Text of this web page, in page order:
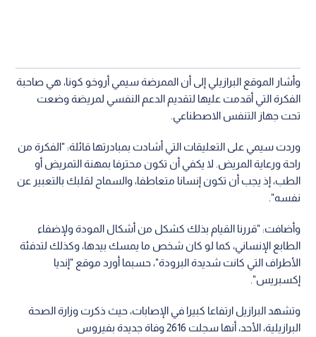
وأشار الموقع البرازيلي إلى أن الممرضة سيمي أروخو كونا، هي صاحبة
الفكرة التي أقدمت عليها لتقديم الدعم النفسي لمريضة وضعت
تحت جهاز التنفس الاصطناعي.
وردت سيمي على التعليقات التي أشادت بمبادرتها قائلة: "الفكرة من
راحة ورعاية المريض. لا يكفي أن تكون محترفا بمهنة التمريض أو
الطب، إذ يجب أن تكون إنسانا متعاطفا، والسماح لقلبك بالتعبير عن
نفسه".
وأضافت: "قررنا القيام بذلك كشكل من أشكال المودة ولإضفاء
الطابع الإنساني، كما لو كان شخص ما يمسك بيدها، وكذلك لتدفئة
الأطراف التي كانت شديدة البرودة"، حسبما أورد موقع "إنديا
إكسبريس".
وتشهد البرازيل ارتفاعا كبيرا في الإصابات، حيث ذكرت وزارة الصحة
البرازيلية، الأحد، أنها سجلت 2616 وفاة جديدة بفيروس